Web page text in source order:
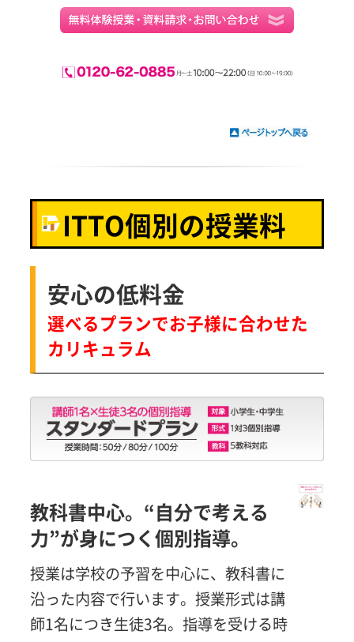
ITTO個別の授業料
安心の低料金
選べるプランでお子様に合わせた
カリキュラム
教科書中心。“自分で考える
力”が身につく個別指導。
授業は学校の予習を中心に、教科書に
沿った内容で行います。授業形式は講
師1名につき生徒3名。指導を受ける時